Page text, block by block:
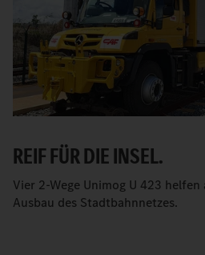
REIF FÜR DIE INSEL.
Vier 2-Wege Unimog U 423
Ausbau des Stadtbahnnetzes.